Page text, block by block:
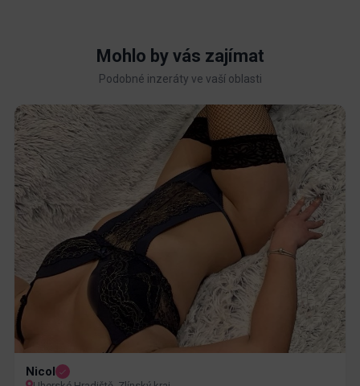
Mohlo by vás zajímat
Podobné inzeráty ve vaší oblasti
Nicol